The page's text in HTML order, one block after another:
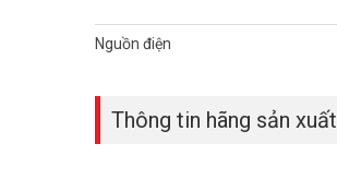
Nguồn điện
Thông tin hãng sản xuất